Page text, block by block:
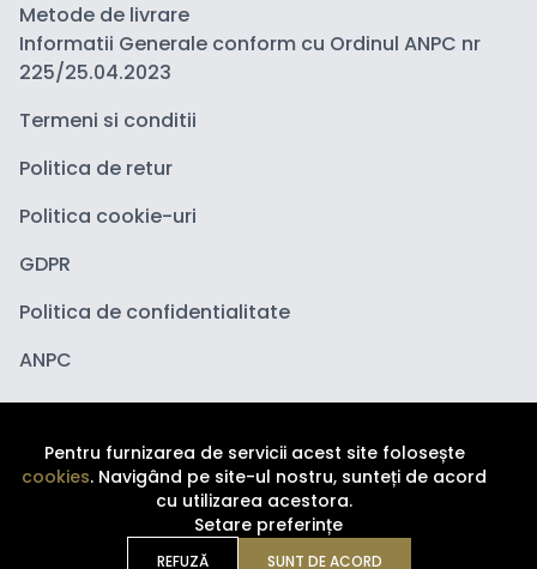
Metode de livrare
Informatii Generale conform cu Ordinul ANPC nr
225/25.04.2023
Termeni si conditii
Politica de retur
Politica cookie-uri
GDPR
Politica de confidentialitate
ANPC
Copyright ©2026Depozituldecosmetice.ro. Toate
drepturile sunt rezervate.
Pentru furnizarea de servicii acest site folosește
cookies. Navigând pe site-ul nostru, sunteți de acord
cu utilizarea acestora.
Setare preferințe
REFUZĂ SUNT DE ACORD